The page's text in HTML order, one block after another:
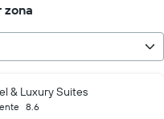
zona
& Luxury Suites
8.6